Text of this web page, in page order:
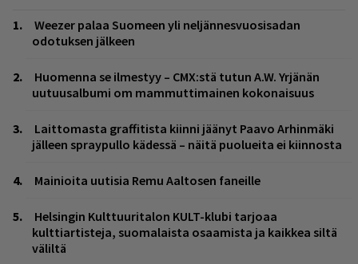
Weezer palaa Suomeen yli neljännesvuosisadan
odotuksen jälkeen
Huomenna se ilmestyy – CMX:stä tutun A.W. Yrjänän
uutuusalbumi om mammuttimainen kokonaisuus
Laittomasta graffitista kiinni jäänyt Paavo Arhinmäki
jälleen spraypullo kädessä – näitä puolueita ei kiinnosta
Mainioita uutisia Remu Aaltosen faneille
Helsingin Kulttuuritalon KULT-klubi tarjoaa
kulttiartisteja, suomalaista osaamista ja kaikkea siltä
väliltä